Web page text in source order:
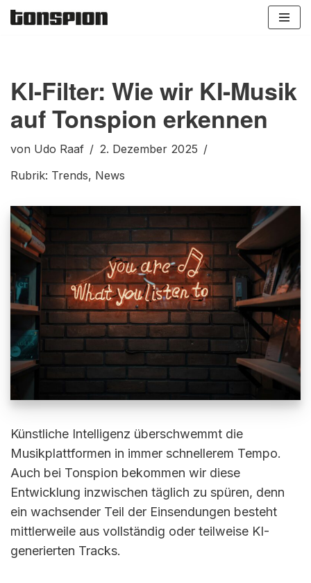
KI-Filter: Wie wir KI-Musik
auf Tonspion erkennen
von Udo Raaf
2. Dezember 2025
Rubrik: Trends, News
Künstliche Intelligenz überschwemmt die
Musikplattformen in immer schnellerem Tempo.
Auch bei Tonspion bekommen wir diese
Entwicklung inzwischen täglich zu spüren, denn
ein wachsender Teil der Einsendungen besteht
mittlerweile aus vollständig oder teilweise KI-
generierten Tracks.